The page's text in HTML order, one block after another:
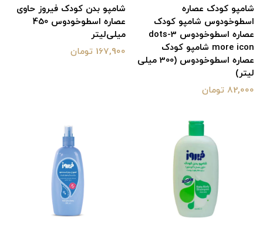
شامپو کودک عصاره
اسطوخودوس شامپو کودک
عصاره اسطوخودوس 3-dots
more icon شامپو کودک
عصاره اسطوخودوس (300 میلی
لیتر)
82,000 تومان
شامپو بدن کودک فیروز حاوی
عصاره‌ اسطوخودوس 450
میلی‌لیتر
167,900 تومان